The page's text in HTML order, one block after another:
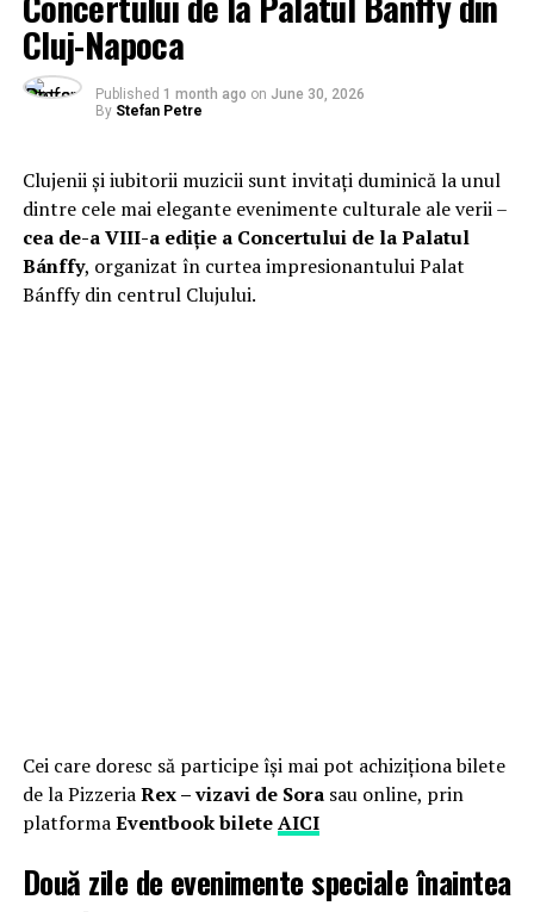
Cluj-Napoca
Published 1 month ago on June 30, 2026
By Stefan Petre
Clujenii și iubitorii muzicii sunt invitați duminică la unul
dintre cele mai elegante evenimente culturale ale verii –
cea de-a VIII-a ediție a Concertului de la Palatul
Bánffy, organizat în curtea impresionantului Palat
Bánffy din centrul Clujului.
Cei care doresc să participe își mai pot achiziționa bilete
de la PizzeriaRex – vizavi de Sora sau online, prin
platformaEventbook bileteAICI
Două zile de evenimente speciale înaintea